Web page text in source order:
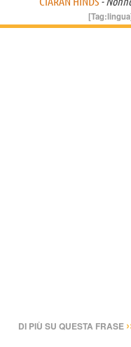
[Tag:lingua
DI PIÙ SU QUESTA FRASE